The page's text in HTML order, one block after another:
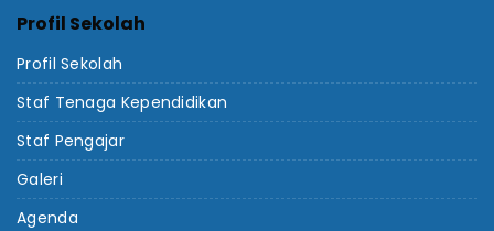
Profil Sekolah
Profil Sekolah
Staf Tenaga Kependidikan
Staf Pengajar
Galeri
Agenda